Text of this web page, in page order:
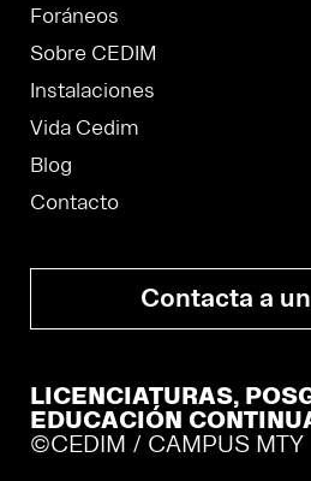
Foráneos
Sobre CEDIM
Instalaciones
Vida Cedim
Blog
Contacto
Contacta a
LICENCIATURAS,
EDUCACIÓN
©CEDIM / CAMPUS MTY